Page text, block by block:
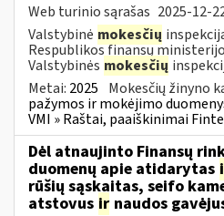
Web turinio sąrašas 2025-12-
Valstybinė mokesčių
Respublikos finansų
Valstybinės mokesčių
Metai: 2025 Mokesčių žinyno
pažymos ir mokėjimo
VMI » Raštai, paaiškinimai
Dėl atnaujinto Finansų
duomenų apie atidarytas
rūšių sąskaitas, seifo
atstovus ir naudos